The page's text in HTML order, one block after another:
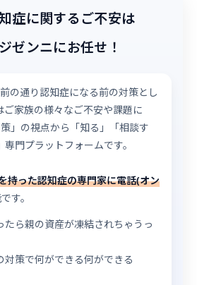
症に関するご不安は
ジゼンニにお任せ！
の通り認知症になる前の対策とし
ご家族の様々なご不安や課題に
策」の視点から「知る」「相談す
門プラットフォームです。
持った認知症の専門家に電話(オン
す。
たら親の資産が凍結されちゃうっ
対策で何ができる何ができる